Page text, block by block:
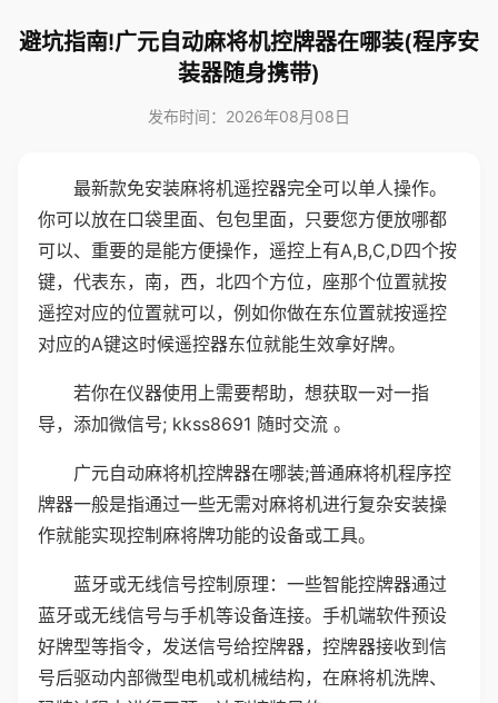
避坑指南!广元自动麻将机控牌器在哪装(程序安
装器随身携带)
发布时间：2026年08月08日
最新款免安装麻将机遥控器完全可以单人操作。
你可以放在口袋里面、包包里面，只要您方便放哪都
可以、重要的是能方便操作，遥控上有A,B,C,D四个按
键，代表东，南，西，北四个方位，座那个位置就按
遥控对应的位置就可以，例如你做在东位置就按遥控
对应的A键这时候遥控器东位就能生效拿好牌。
若你在仪器使用上需要帮助，想获取一对一指
导，添加微信号; kkss8691 随时交流 。
广元自动麻将机控牌器在哪装;普通麻将机程序控
牌器一般是指通过一些无需对麻将机进行复杂安装操
作就能实现控制麻将牌功能的设备或工具。
蓝牙或无线信号控制原理：一些智能控牌器通过
蓝牙或无线信号与手机等设备连接。手机端软件预设
好牌型等指令，发送信号给控牌器，控牌器接收到信
号后驱动内部微型电机或机械结构，在麻将机洗牌、